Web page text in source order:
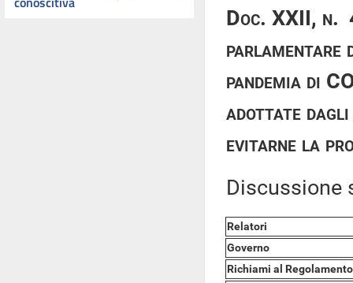
Doc. XXII, n.
parlamentare
pandemia di
adottate
evitarne la
Discussione
Relatori
Governo
Richiami al Regolamento